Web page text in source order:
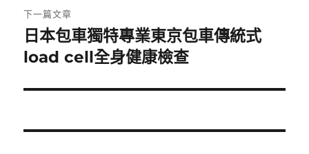
章:
下一篇文章
下
一
文
日本包車獨特專業東京包車傳統式
load cell全身健康檢查